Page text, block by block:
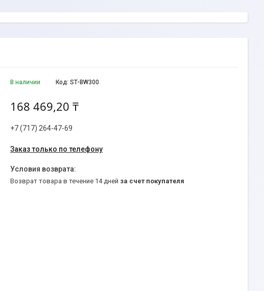
В наличии Код: ST-BW300
168 469,20 ₸
+7 (717) 264-47-69
Заказ только по телефону
возврат товара в течение 14 дней за счет покупателя